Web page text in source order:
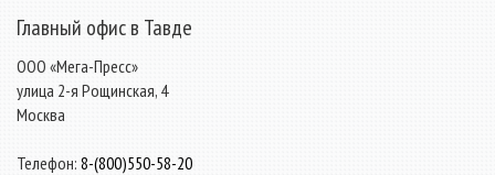
Главный офис в Тавде
ООО «Мега-Пресс»
улица 2-я Рощинская, 4
Москва
Телефон: 8-(800)550-58-20